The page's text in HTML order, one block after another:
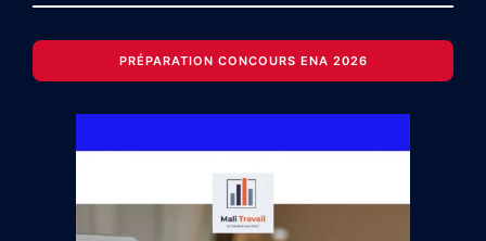
PRÉPARATION CONCOURS ENA 2026